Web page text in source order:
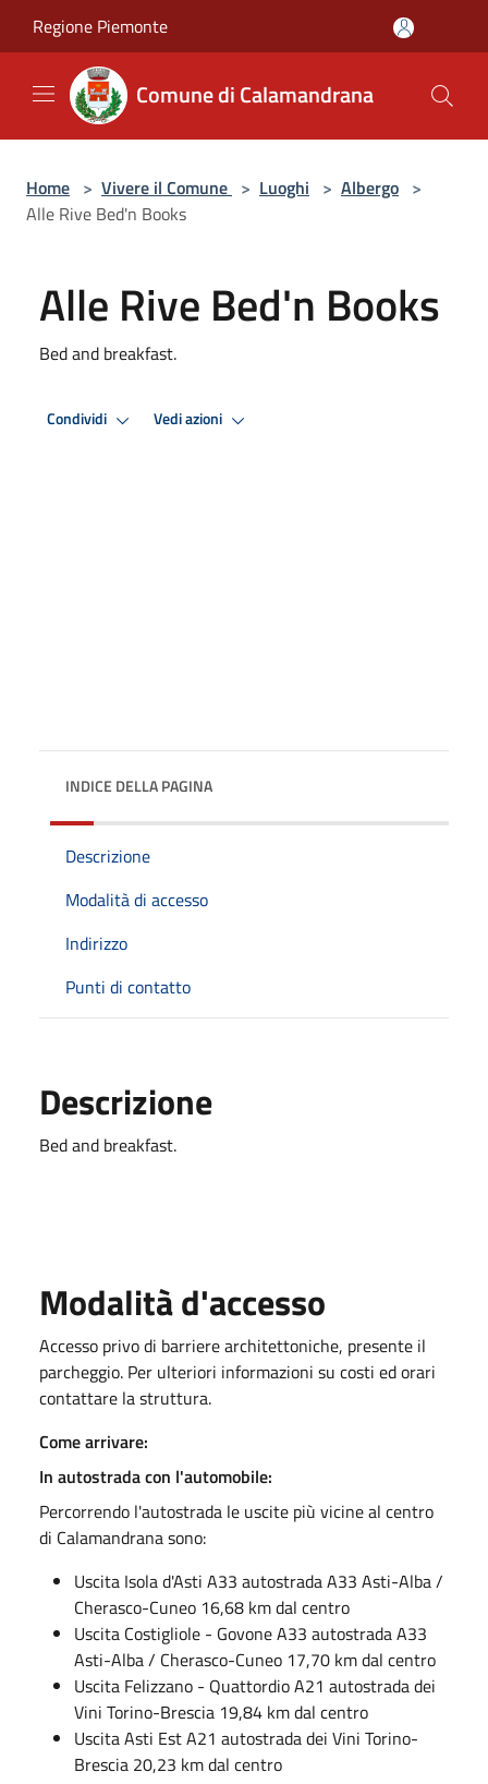
Regione Piemonte
Comune di Calamandrana
Home > Vivere il Comune > Luoghi > Albergo >
Alle Rive Bed'n Books
Alle Rive Bed'n Books
Bed and breakfast.
Condividi Vedi azioni
INDICE DELLA PAGINA
Descrizione
Modalità di accesso
Indirizzo
Punti di contatto
Descrizione
Bed and breakfast.
Modalità d'accesso
Accesso privo di barriere architettoniche, presente il
parcheggio. Per ulteriori informazioni su costi ed orari
contattare la struttura.
Come arrivare:
In autostrada con l'automobile:
Percorrendo l'autostrada le uscite più vicine al centro
di Calamandrana sono:
Uscita Isola d'Asti A33 autostrada A33 Asti-Alba /
Cherasco-Cuneo 16,68 km dal centro
Uscita Costigliole - Govone A33 autostrada A33
Asti-Alba / Cherasco-Cuneo 17,70 km dal centro
Uscita Felizzano - Quattordio A21 autostrada dei
Vini Torino-Brescia 19,84 km dal centro
Uscita Asti Est A21 autostrada dei Vini Torino-
Brescia 20,23 km dal centro